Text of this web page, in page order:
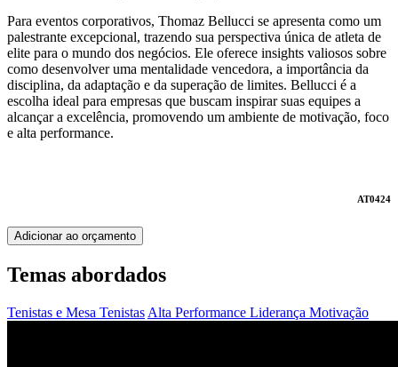
Para eventos corporativos, Thomaz Bellucci se apresenta como um
palestrante excepcional, trazendo sua perspectiva única de atleta de
elite para o mundo dos negócios. Ele oferece insights valiosos sobre
como desenvolver uma mentalidade vencedora, a importância da
disciplina, da adaptação e da superação de limites. Bellucci é a
escolha ideal para empresas que buscam inspirar suas equipes a
alcançar a excelência, promovendo um ambiente de motivação, foco
e alta performance.
AT0424
Adicionar ao orçamento
Temas abordados
Tenistas e Mesa Tenistas Alta Performance Liderança Motivação